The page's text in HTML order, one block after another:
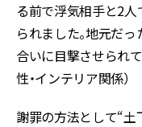
る前で浮気相手と2
られました。地元だ
合いに目撃させられて
性・インテリア関係）
謝罪の方法として“土